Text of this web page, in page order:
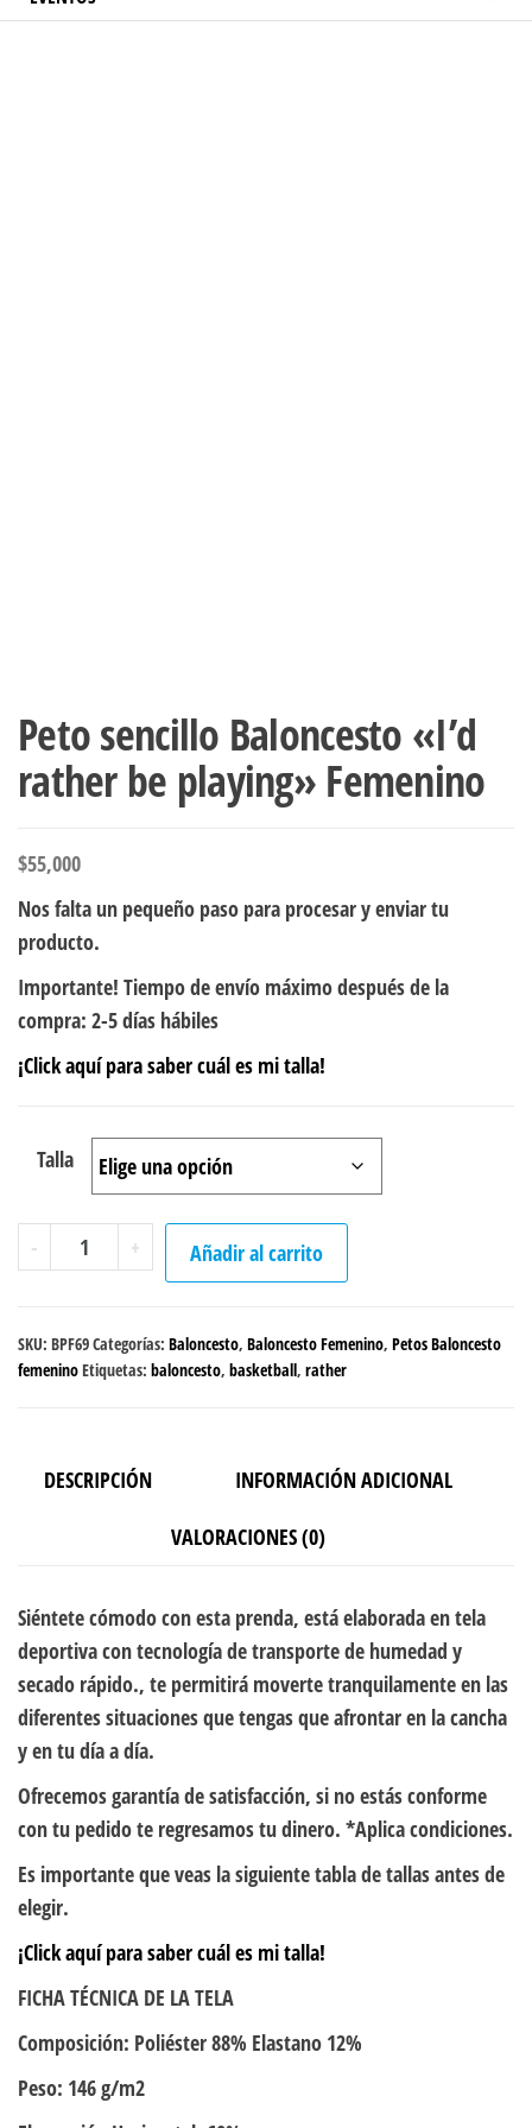
Peto sencillo Baloncesto «I’d
rather be playing» Femenino
$55,000
Nos falta un pequeño paso para procesar y enviar tu
producto.
Importante! Tiempo de envío máximo después de la
compra: 2-5 días hábiles
¡Click aquí para saber cuál es mi talla!
Talla
-
Peto
sencillo
"I'd
rather
Femenino
+ Añadir al carrito
SKU: BPF69Categorías: Baloncesto, Baloncesto Femenino, Petos Baloncesto
femeninoEtiquetas: baloncesto, basketball, rather
DESCRIPCIÓN
INFORMACIÓN ADICIONAL
VALORACIONES (0)
Siéntete cómodo con esta prenda, está elaborada en tela
deportiva con tecnología de transporte de humedad y
secado rápido., te permitirá moverte tranquilamente en las
diferentes situaciones que tengas que afrontar en la cancha
y en tu día a día.
Ofrecemos garantía de satisfacción, si no estás conforme
con tu pedido te regresamos tu dinero. *Aplica condiciones.
Es importante que veas la siguiente tabla de tallas antes de
elegir.
¡Click aquí para saber cuál es mi talla!
FICHA TÉCNICA DE LA TELA
Composición: Poliéster 88% Elastano 12%
Peso: 146 g/m2